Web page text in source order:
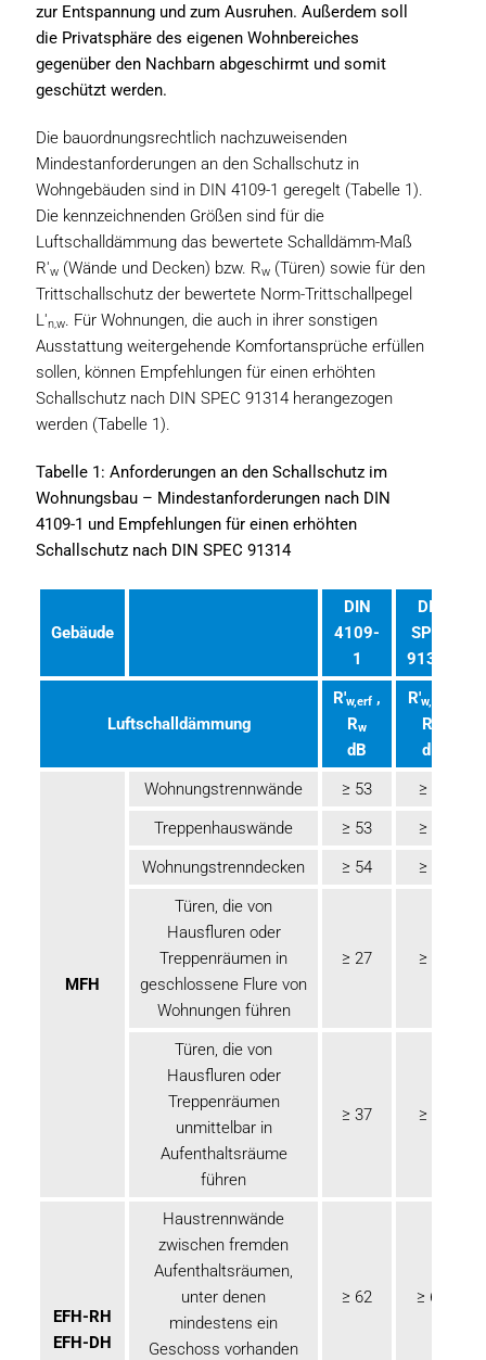
zur Entspannung und zum Ausruhen. Außerdem soll
die Privatsphäre des eigenen Wohnbereiches
gegenüber den Nachbarn abgeschirmt und somit
geschützt werden.
Die bauordnungsrechtlich nachzuweisenden
Mindestanforderungen an den Schallschutz in
Wohngebäuden sind in DIN 4109-1 geregelt (Tabelle 1).
Die kennzeichnenden Größen sind für die
Luftschalldämmung das bewertete Schalldämm-Maß
R'w (Wände und Decken) bzw. Rw (Türen) sowie für den
Trittschallschutz der bewertete Norm-Trittschallpegel
L'n,w. Für Wohnungen, die auch in ihrer sonstigen
Ausstattung weitergehende Komfortansprüche erfüllen
sollen, können Empfehlungen für einen erhöhten
Schallschutz nach DIN SPEC 91314 herangezogen
werden (Tabelle 1).
Tabelle 1: Anforderungen an den Schallschutz im
Wohnungsbau – Mindestanforderungen nach DIN
4109-1 und Empfehlungen für einen erhöhten
Schallschutz nach DIN SPEC 91314
Gebäude
DIN
4109-
1
DIN
SPEC
91314
Luftschalldämmung
R'w,erf ,
Rw
dB
R'w,erf
R
dB
MFH
Wohnungstrennwände ≥ 53
≥ 55
Treppenhauswände
≥ 53
≥ 55
Wohnungstrenndecken
≥ 54
≥ 56
Türen, die von
Hausfluren oder
Treppenräumen in
geschlossene Flure von
Wohnungen führen
≥ 27 ≥ 32
Türen, die von
Hausfluren oder
Treppenräumen
unmittelbar in
Aufenthaltsräume
führen
≥ 37 ≥ 42
EFH-RH
EFH-DH
Haustrennwände
zwischen fremden
Aufenthaltsräumen,
unter denen
mindestens ein
Geschoss vorhanden
≥ 62 ≥ 67